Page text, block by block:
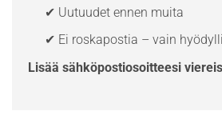
✔ Uutuudet ennen muita
✔ Ei roskapostia – vain
Lisää sähköpostiosoitteesi